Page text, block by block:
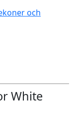
och
White